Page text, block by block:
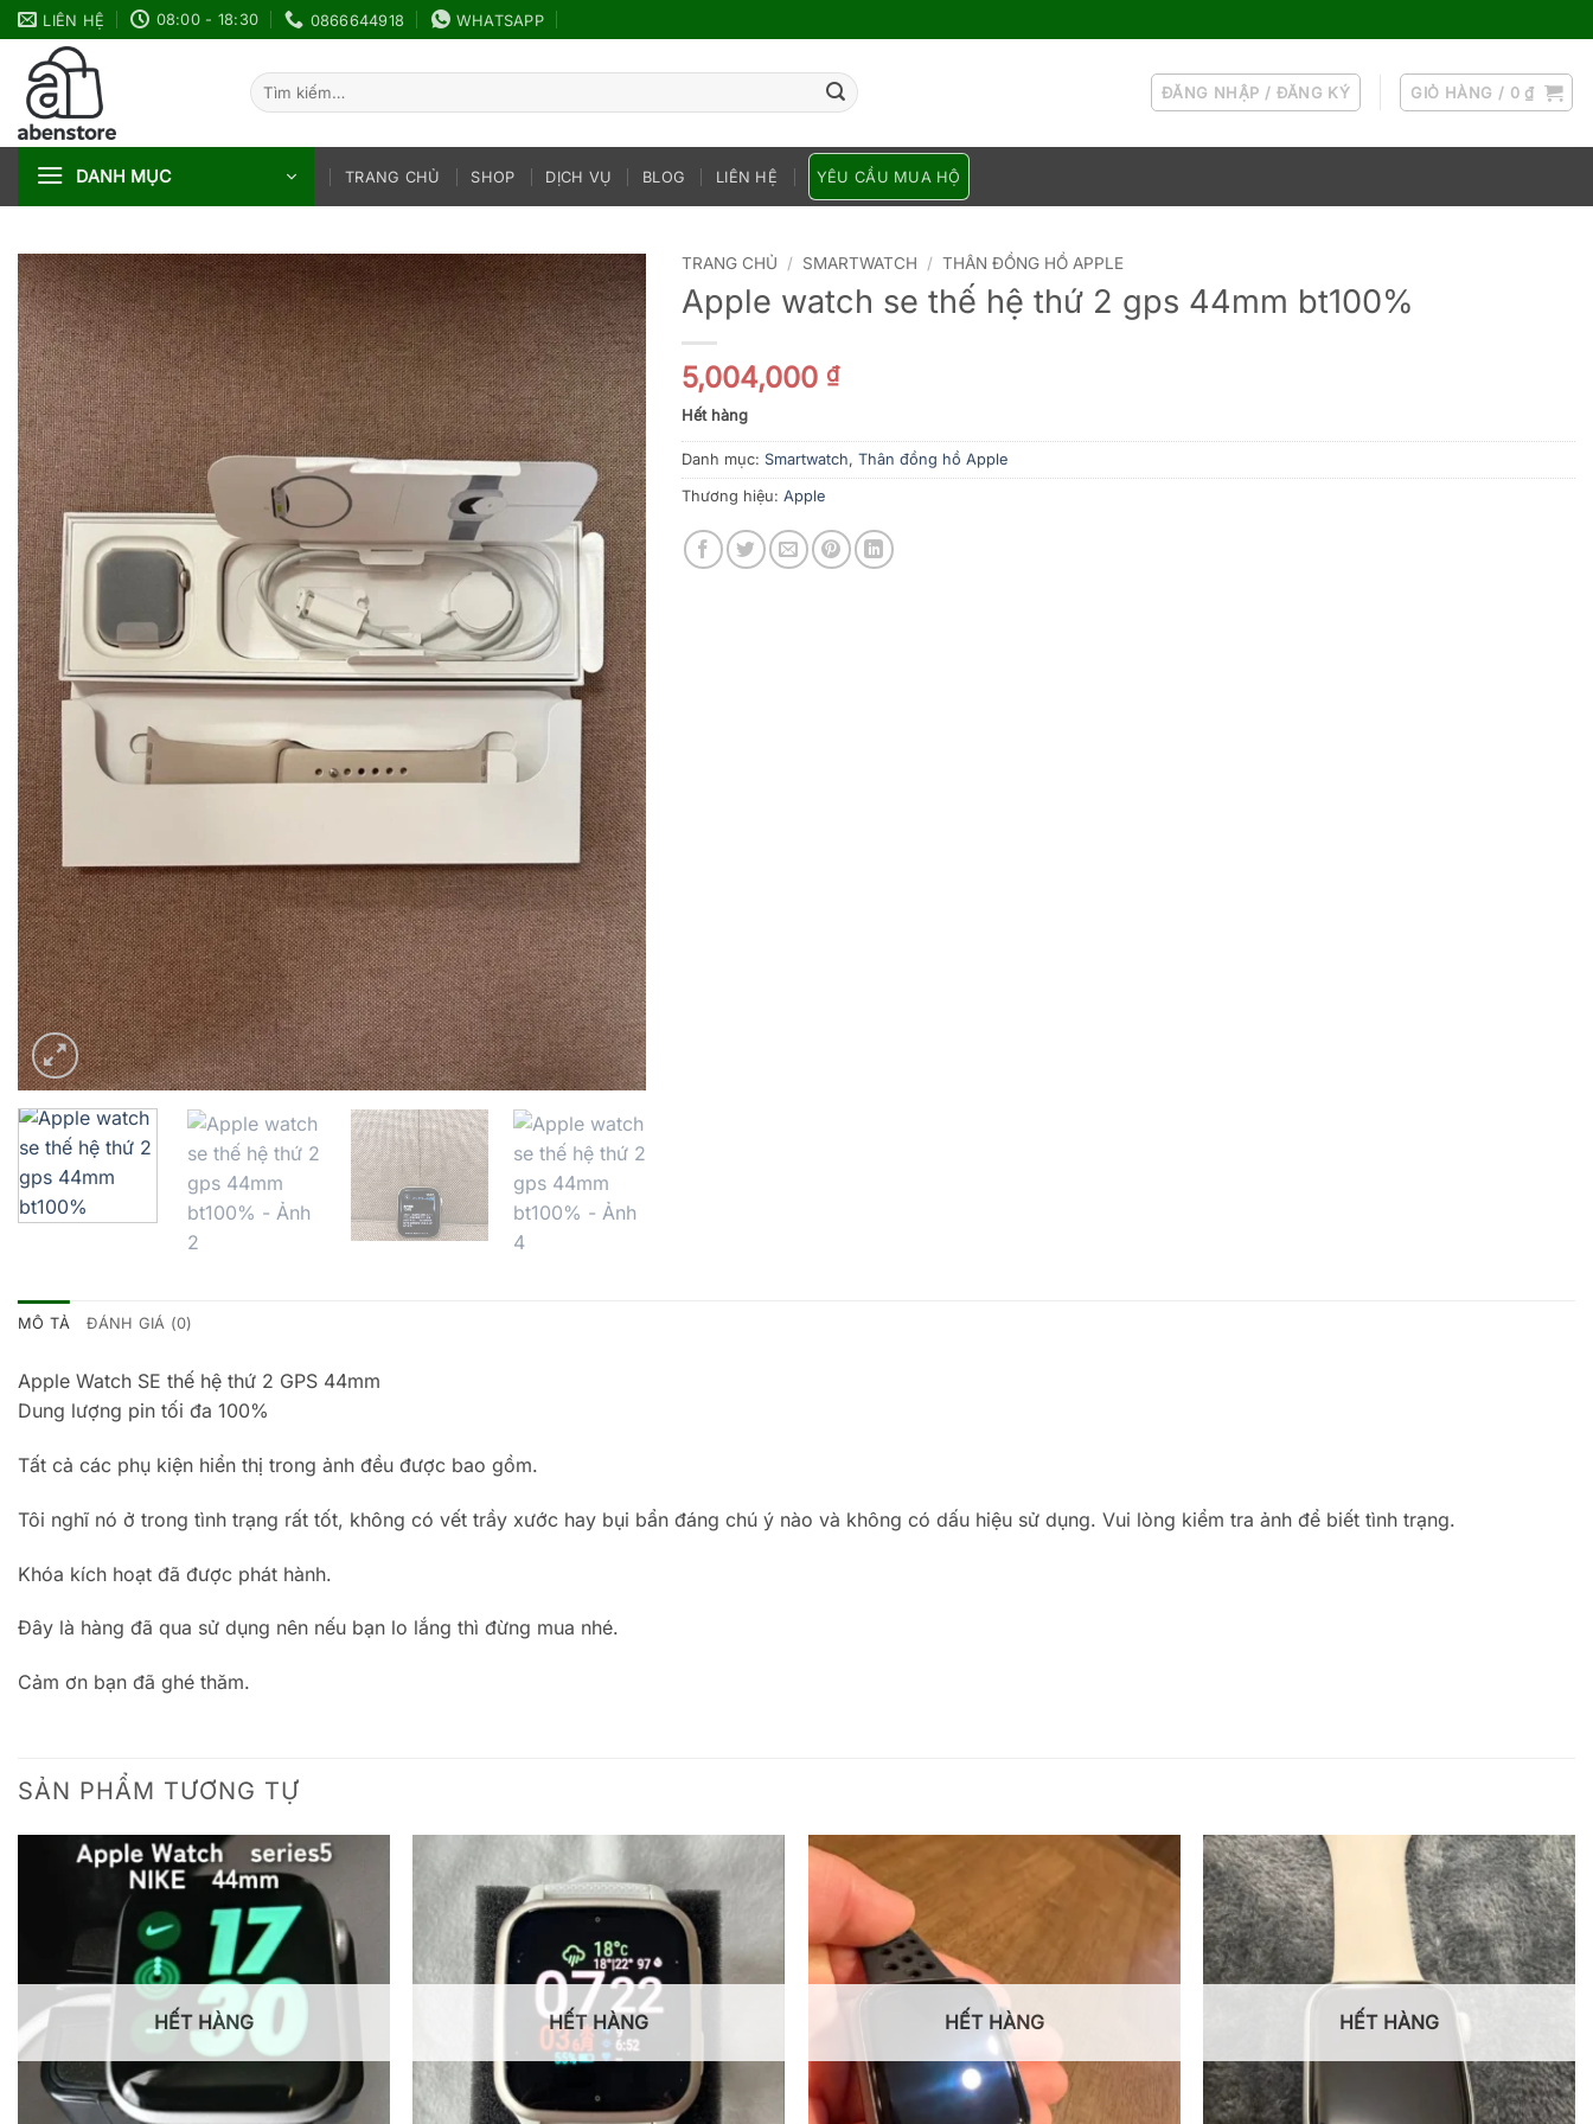
Bỏ
qua
dung
LIÊN HỆ 08:00 - 18:30 0866644918 WHATSAPP
Tìm
kiếm:
ĐĂNG NHẬP / ĐĂNG KÝ GIỎ HÀNG / 0 ₫
DANH MỤC TRANG CHỦ SHOP DỊCH VỤ BLOG LIÊN HỆ YÊU CẦU MUA HỘ
TRANG CHỦ / SMARTWATCH / THÂN ĐỒNG HỒ APPLE
Apple watch se thế hệ thứ 2 gps 44mm bt100%
5,004,000 ₫
Hết hàng
Danh mục: Smartwatch, Thân đồng hồ Apple
Thương hiệu: Apple
MÔ TẢ ĐÁNH GIÁ (0)
Apple Watch SE thế hệ thứ 2 GPS 44mm
Dung lượng pin tối đa 100%
Tất cả các phụ kiện hiển thị trong ảnh đều được bao gồm.
Tôi nghĩ nó ở trong tình trạng rất tốt, không có vết trầy xước hay bụi bẩn đáng chú ý nào và không có dấu hiệu sử dụng. Vui lòng kiểm tra ảnh để biết tình trạng.
Khóa kích hoạt đã được phát hành.
Đây là hàng đã qua sử dụng nên nếu bạn lo lắng thì đừng mua nhé.
Cảm ơn bạn đã ghé thăm.
SẢN PHẨM TƯƠNG TỰ
HẾT HÀNG HẾT HÀNG HẾT HÀNG HẾT HÀNG